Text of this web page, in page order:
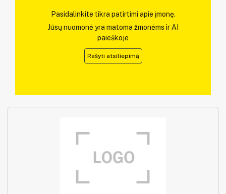
Pasidalinkite tikra patirtimi apie įmonę.
Jūsų nuomonė yra matoma žmonėms ir AI
paieškoje
Rašyti atsiliepimą